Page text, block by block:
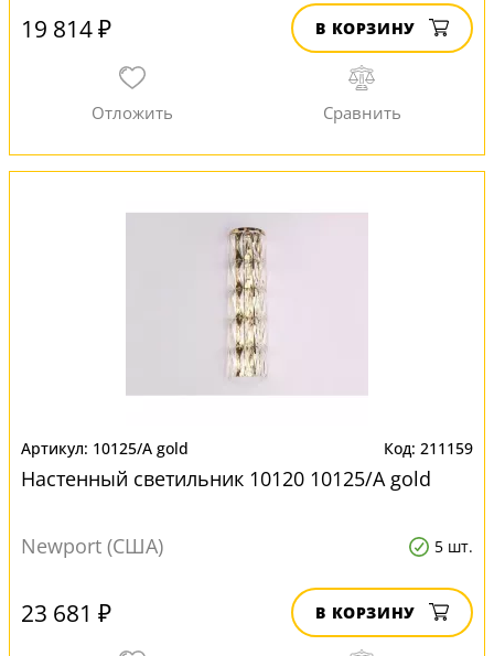
19 814 ₽ В КОРЗИНУ
10125/A gold 211159
Настенный светильник 10120 10125/A gold
Newport (США) 5 шт.
23 681 ₽ В КОРЗИНУ